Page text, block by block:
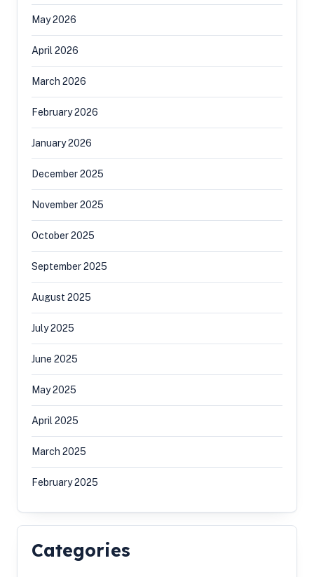
May 2026
April 2026
March 2026
February 2026
January 2026
December 2025
November 2025
October 2025
September 2025
August 2025
July 2025
June 2025
May 2025
April 2025
March 2025
February 2025
Categories